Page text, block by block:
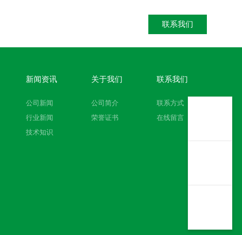
联系我们
新闻资讯
公司新闻
行业新闻
技术知识
关于我们
公司简介
荣誉证书
联系我们
联系方式
在线留言